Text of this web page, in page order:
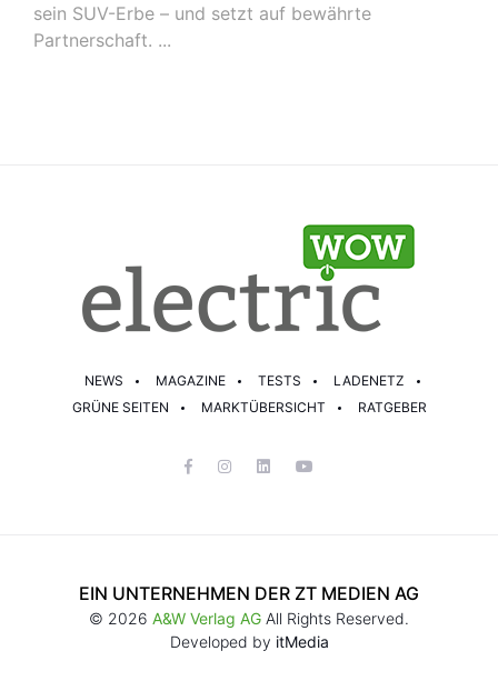
sein SUV-Erbe – und setzt auf bewährte
Partnerschaft. ...
NEWS MAGAZINE TESTS
LADENETZ
GRÜNE SEITEN
MARKTÜBERSICHT RATGEBER
EIN UNTERNEHMEN DER ZT MEDIEN AG
© 2026 A&W Verlag AG All Rights Reserved.
Developed by itMedia